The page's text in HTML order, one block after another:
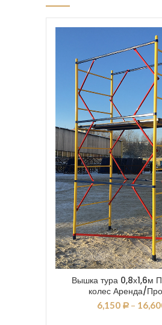
Вышка тура 0,8х1,6м
колес Аренда/
6,150 Р–